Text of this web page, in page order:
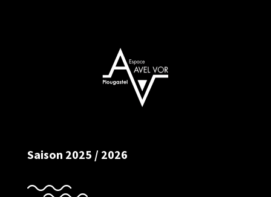
Saison 2025 / 2026